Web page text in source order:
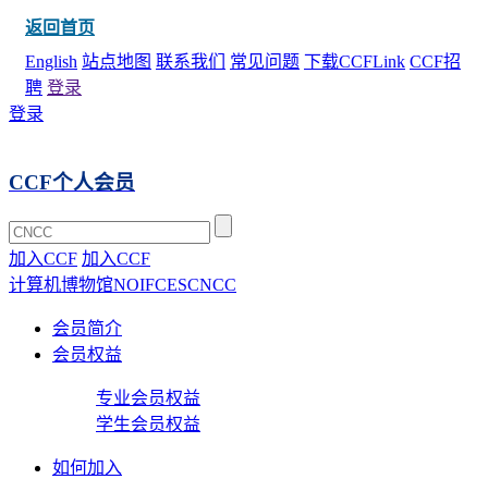
返回首页
English 站点地图 联系我们 常见问题 下载CCFLink CCF招
聘 登录
登录
CCF个人会员
加入CCF 加入CCF
计算机博物馆NOIFCESCNCC
会员简介
会员权益
专业会员权益
学生会员权益
如何加入